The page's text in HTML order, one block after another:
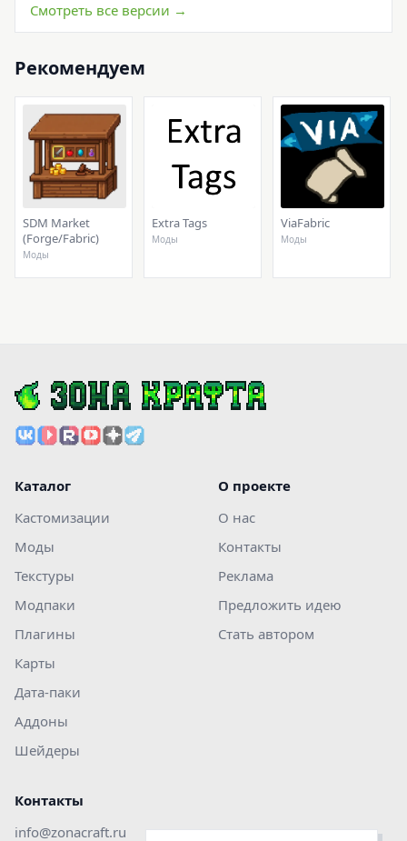
Смотреть все версии →
Рекомендуем
SDM Market
(Forge/Fabric)
Моды
Extra Tags
Моды
ViaFabric
Моды
Каталог
Кастомизации
Моды
Текстуры
Модпаки
Плагины
Карты
Дата-паки
Аддоны
Шейдеры
О проекте
О нас
Контакты
Реклама
Предложить идею
Стать автором
Контакты
info@zonacraft.ru